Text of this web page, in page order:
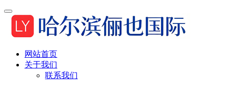
网站首页
关于我们
联系我们